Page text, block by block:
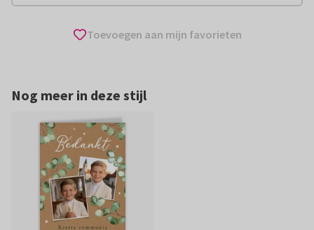
Toevoegen aan mijn favorieten
Nog meer in deze stijl